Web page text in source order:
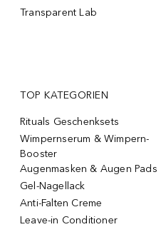
Transparent Lab
TOP KATEGORIEN
Rituals Geschenksets
Wimpernserum & Wimpern-
Booster
Augenmasken & Augen Pads
Gel-Nagellack
Anti-Falten Creme
Leave-in Conditioner